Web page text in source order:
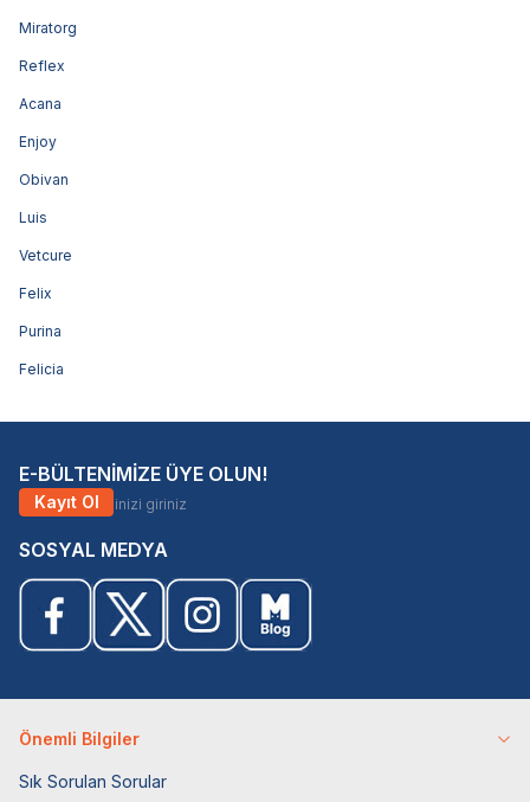
Miratorg
Reflex
Acana
Enjoy
Obivan
Luis
Vetcure
Felix
Purina
Felicia
E-BÜLTENİMİZE ÜYE OLUN!
Kayıt Ol
SOSYAL MEDYA
Önemli Bilgiler
Sık Sorulan Sorular